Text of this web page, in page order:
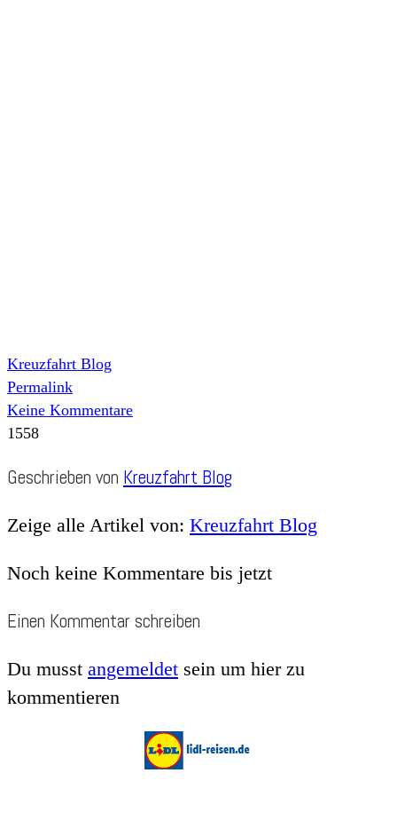
Kreuzfahrt Blog
Permalink
Keine Kommentare
1558
Geschrieben von Kreuzfahrt Blog
Zeige alle Artikel von: Kreuzfahrt Blog
Noch keine Kommentare bis jetzt
Einen Kommentar schreiben
Du musst angemeldet sein um hier zu
kommentieren